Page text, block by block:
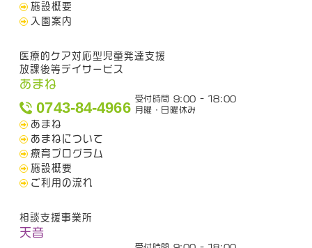
施設概要
入園案内
医療的ケア対応型児童発達支援
放課後等デイサービス
あまね
0743-84-4966
受付時間 9:00 - 18:00
月曜・日曜休み
あまね
あまねについて
療育プログラム
施設概要
ご利用の流れ
相談支援事業所
天音